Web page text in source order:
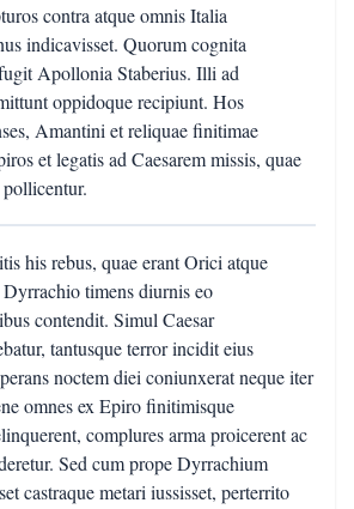
contra atque omnis Italia
indicavisset. Quorum cognita
Apollonia Staberius. Illi ad
oppidoque recipiunt. Hos
Amantini et reliquae finitimae
et legatis ad Caesarem missis, quae
his rebus, quae erant Orici atque
timens diurnis eo
contendit. Simul Caesar
tantusque terror incidit eius
noctem diei coniunxerat neque iter
omnes ex Epiro finitimisque
complures arma proicerent ac
Sed cum prope Dyrrachium
castraque metari iussisset, perterrito